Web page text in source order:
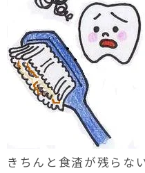
きちんと食渣が残らな